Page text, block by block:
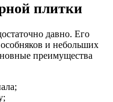
плитки
давно. Его
и небольших
преимущества